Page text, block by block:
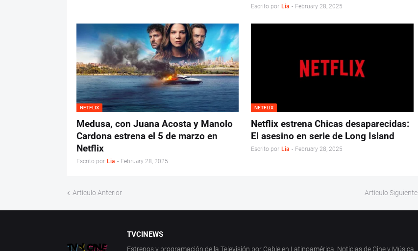
Escrito por Lia - February 28, 2025
NETFLIX
Medusa, con Juana Acosta y Manolo
Cardona estrena el 5 de marzo en
Netflix
Escrito por Lia - February 28, 2025
NETFLIX
Netflix estrena Chicas desaparecidas:
El asesino en serie de Long Island
Escrito por Lia - February 28, 2025
Artículo Anterior Artículo Siguiente
TVCINEWS
Estrenos y programación de la Televisión por Cable en Latinoamérica. Noticias de Cine y Música.